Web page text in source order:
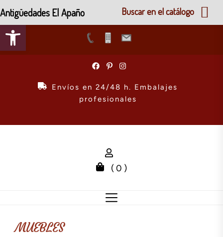
Abrir barra de herramientas
Envíos en 24/48 h. Embalajes
profesionales
( 0 )
MUEBLES
Antigüedades El Apaño Buscar en el catálogo